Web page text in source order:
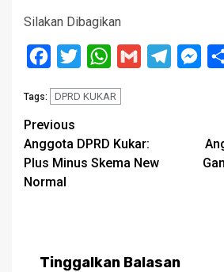
Silakan Dibagikan
Facebook
Twitter WhatsApp
Gmail Telegram
Tags: DPRD KUKAR
Post
navigation
Previous
Anggota DPRD Kukar:
Plus Minus Skema New
Normal
Tinggalkan Balasan